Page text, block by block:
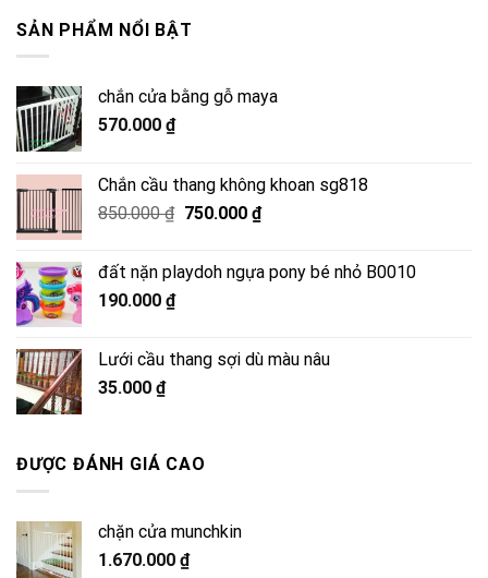
SẢN PHẨM NỔI BẬT
chắn cửa bằng gỗ maya
570.000 ₫
Chắn cầu thang không khoan sg818
850.000₫ Giá
850.000 ₫.
750.000 ₫Giá
là:
đất nặn playdoh ngựa pony bé nhỏ B0010
190.000 ₫
Lưới cầu thang sợi dù màu nâu
35.000 ₫
ĐƯỢC ĐÁNH GIÁ CAO
chặn cửa munchkin
1.670.000 ₫